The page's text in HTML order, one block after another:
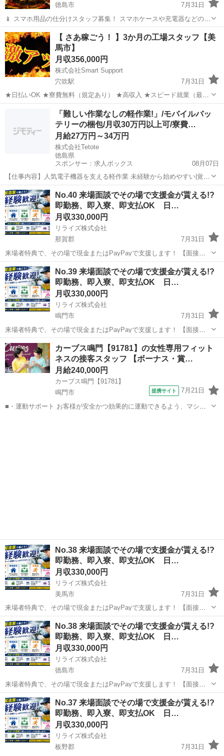
徳島市
7月31日
📱 スマホ用品の仕分けスタッフ募集！ スマホケースや充電器などの仕
分け・検品を行うシンプルなお仕事です♪
━━━━━━━━━━━━━━━━ 📲 ご応募はこちら（24時間受付
中） https://lin.ee/...
徳島 徳島市 工場 未経験
【 さあ稼ごう！ 】3か月の工場スタッフ【美
馬市】
月収356,000円
株式会社Smart Support
穴吹駅
7月31日
★日払いOK ★寮費無料（規定あり） ★高収入 ★スピード就業（最短
翌日） ■ お仕事例 ・半導体部品のマシンオペレーター ・自動車の組
立や部品の加工 ・電子部品の検査 ・化粧品の梱包や仕分け ...
穴吹駅 工場 未経験
「難しい作業なしの軽作業!」/モバイルバッ
テリーの梱包/月収30万円以上可/寮費…
月給27万円～34万円
株式会社Tetote
徳島県
スポンサー：求人ボックス
08月07日
【仕事内容】人気電子機器を支える軽作業 未経験から始めやすい|覚え
やすいシンプルワーク 「軽作業に挑戦したい」 「自分のペースで働き
たい」 そんな方におすすめのお仕事です。 扱うのは、 モバイルバッ
テリー製品 出荷前の梱包工程を担...
正社員
No.40 来場面談でその場で支援金が貰える!?
即勤務、即入寮、即支払OK 日…
月収330,000円
リライズ株式会社
那賀郡
7月31日
来場者特典で、その場で現金またはPayPayで支援します！ 【面接交
通費、赴任交通費、生活支援、全て可能です◎】 工場内または倉庫内
における簡単な電子部品製造のお仕事になります！ 未経験の方が始め
るのにうってつ...
徳島 那賀郡 その他 業務
No.39 来場面談でその場で支援金が貰える!?
即勤務、即入寮、即支払OK 日…
月収330,000円
リライズ株式会社
鳴門市
7月31日
来場者特典で、その場で現金またはPayPayで支援します！ 【面接交
通費、赴任交通費、生活支援、全て可能です◎】 工場内または倉庫内
における簡単な電子部品製造のお仕事になります！ 未経験の方が始め
るのにうってつ...
徳島 鳴門市 その他
カーブス鳴門【91781】の女性専用フィット
ネスの接客スタッフ 【ボーナス・賞…
月給240,000円
カーブス鳴門【91781】
鳴門市
提携サイト 7月21日
■・運動サポート お客様が安全かつ効果的に運動できるよう、マシン
No.38 来場面談でその場で支援金が貰える!?
即勤務、即入寮、即支払OK 日…
月収330,000円
リライズ株式会社
美馬市
7月31日
来場者特典で、その場で現金またはPayPayで支援します！ 【面接交
通費、赴任交通費、生活支援、全て可能です◎】 工場内または倉庫内
における簡単な電子部品製造のお仕事になります！ 未経験の方が始め
るのにうってつ...
徳島 美馬市 その他 業務
No.38 来場面談でその場で支援金が貰える!?
即勤務、即入寮、即支払OK 日…
月収330,000円
リライズ株式会社
徳島市
7月31日
来場者特典で、その場で現金またはPayPayで支援します！ 【面接交
通費、赴任交通費、生活支援、全て可能です◎】 工場内または倉庫内
における簡単な電子部品製造のお仕事になります！ 未経験の方が始め
るのにうってつ...
徳島 徳島市 その他 業務
No.37 来場面談でその場で支援金が貰える!?
即勤務、即入寮、即支払OK 日…
月収330,000円
リライズ株式会社
板野郡
7月31日